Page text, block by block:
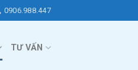
0906.988.447
TƯ VẤN